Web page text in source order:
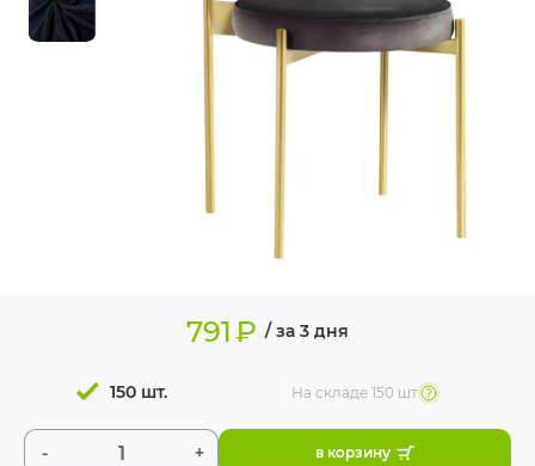
ИЗДЕЛИЯ ДЛЯ
791₽ / за 3 дня
- +
150 шт. На складе 150 шт
в корзину